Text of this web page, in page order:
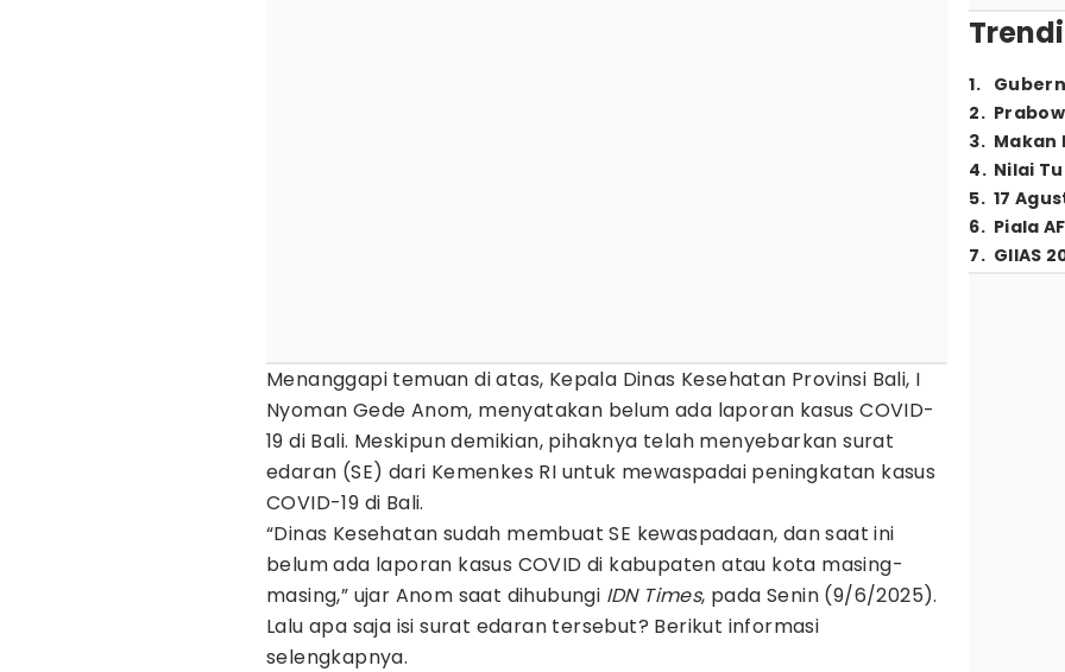
Menanggapi temuan di atas, Kepala Dinas Kesehatan Provinsi Bali, I
Nyoman Gede Anom, menyatakan belum ada laporan kasus COVID-
19 di Bali. Meskipun demikian, pihaknya telah menyebarkan surat
edaran (SE) dari Kemenkes RI untuk mewaspadai peningkatan kasus
COVID-19 di Bali.
“Dinas Kesehatan sudah membuat SE kewaspadaan, dan saat ini
belum ada laporan kasus COVID di kabupaten atau kota masing-
masing,” ujar Anom saat dihubungi IDN Times, pada Senin (9/6/2025).
Lalu apa saja isi surat edaran tersebut? Berikut informasi
selengkapnya.
1.
2.
3. Makan
4. Nilai
5. 17
6. Piala
7. GIIAS